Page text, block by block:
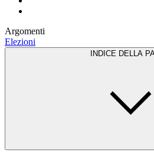
Argomenti
Elezioni
INDICE DELLA